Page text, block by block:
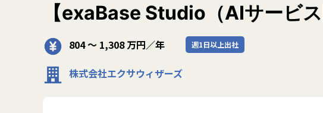
【exaBase Studio（AIサービ
804 〜 1,308 万円／年 週1日以上出社
株式会社エクサウィザーズ